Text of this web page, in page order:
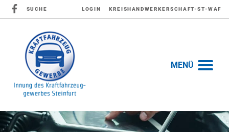
SUCHE LOGIN KREISHANDWERKERSCHAFT-ST-WAF
MENÜ